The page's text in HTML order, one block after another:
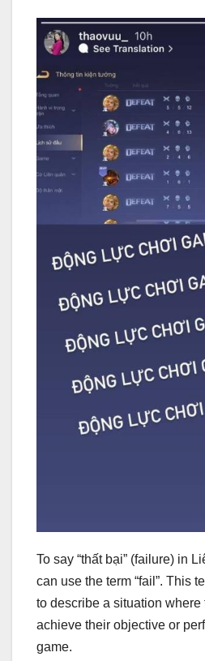
To say “thất bại” (failure) in
can use the term “fail”. This
to describe a situation
achieve their objective or
game.